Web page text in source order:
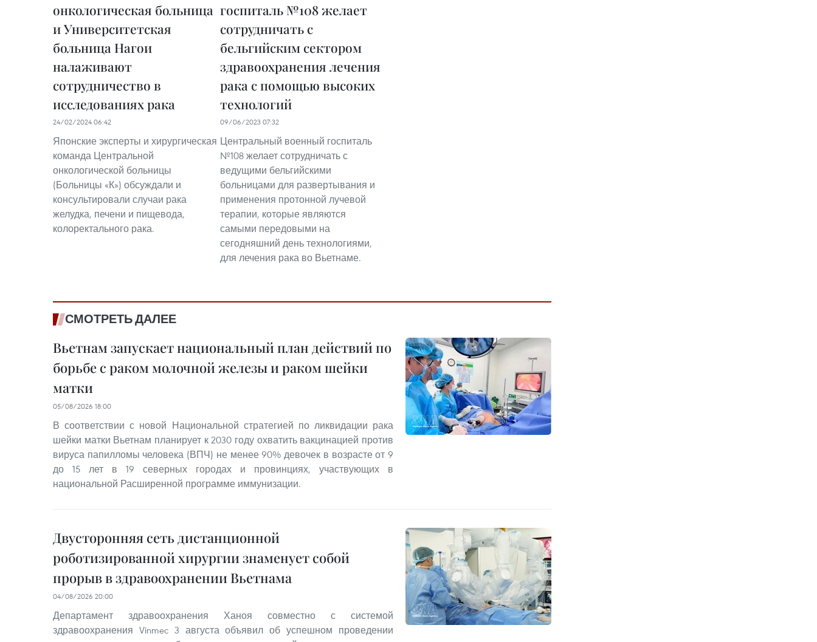
онкологическая больница
и Университетская
больница Нагои
налаживают
сотрудничество в
исследованиях рака
24/02/2024 06:42
Японские эксперты и хирургическая
команда Центральной
онкологической больницы
(Больницы «К») обсуждали и
консультировали случаи рака
желудка, печени и пищевода,
колоректального рака.
госпиталь №108 желает
сотрудничать с
бельгийским сектором
здравоохранения лечения
рака с помощью высоких
технологий
09/06/2023 07:32
Центральный военный госпиталь
№108 желает сотрудничать с
ведущими бельгийскими
больницами для развертывания и
применения протонной лучевой
терапии, которые являются
самыми передовыми на
сегодняшний день технологиями,
для лечения рака во Вьетнаме.
СМОТРЕТЬ ДАЛЕЕ
Вьетнам запускает национальный план действий по
борьбе с раком молочной железы и раком шейки
матки
05/08/2026 18:00
В соответствии с новой Национальной стратегией по ликвидации рака
шейки матки Вьетнам планирует к 2030 году охватить вакцинацией против
вируса папилломы человека (ВПЧ) не менее 90% девочек в возрасте от 9
до 15 лет в 19 северных городах и провинциях, участвующих в
национальной Расширенной программе иммунизации.
Двусторонняя сеть дистанционной
роботизированной хирургии знаменует собой
прорыв в здравоохранении Вьетнама
04/08/2026 20:00
Департамент здравоохранения Ханоя совместно с системой
здравоохранения Vinmec 3 августа объявил об успешном проведении